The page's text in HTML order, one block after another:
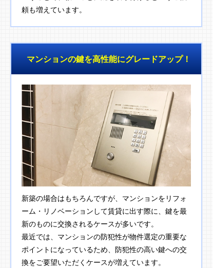
頼も増えています。
マンションの鍵を高性能にグレードアップ！
新築の場合はもちろんですが、マンションをリフォ
ーム・リノベーションして賃貸に出す際に、鍵を最
新のものに交換されるケースが多いです。
最近では、マンションの防犯性が物件選定の重要な
ポイントになっているため、防犯性の高い鍵への交
換をご要望いただくケースが増えています。